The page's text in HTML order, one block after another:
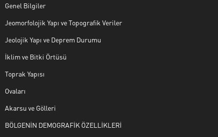
Genel Bilgiler
Jeomorfolojik Yapı ve Topografik Veriler
Jeolojik Yapı ve Deprem Durumu
İklim ve Bitki Örtüsü
Toprak Yapısı
Ovaları
Akarsu ve Gölleri
BÖLGENİN DEMOGRAFİK ÖZELLİKLERİ